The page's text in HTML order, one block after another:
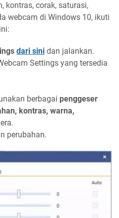
kontras, corak, saturasi,
webcam di Windows 10, ikuti
dari sini dan jalankan.
Settings yang tersedia
berbagai penggeser
kontras, warna,
perubahan.